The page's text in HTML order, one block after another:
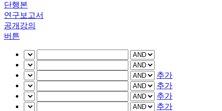
단행본
연구보고서
공개강의
버튼
추가
추가
추가
추가